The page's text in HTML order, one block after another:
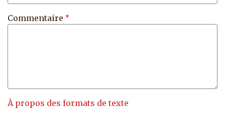
Commentaire
À propos des formats de texte